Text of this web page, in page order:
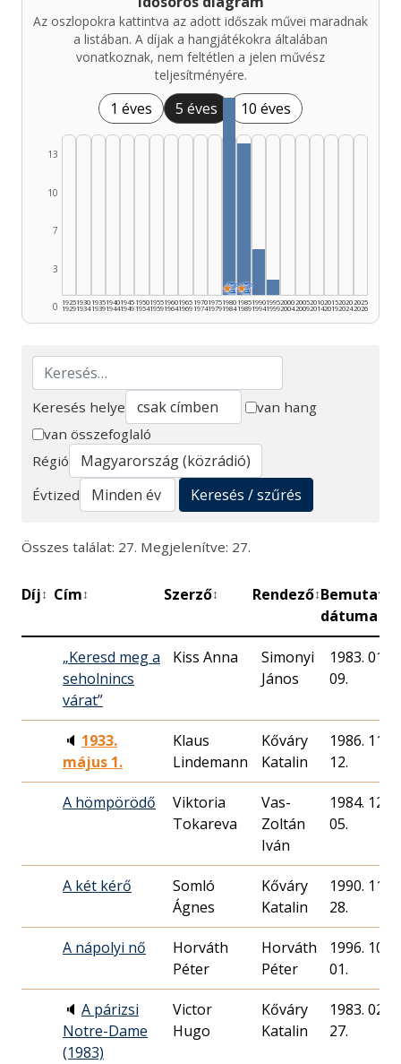
Az oszlopokra kattintva az adott időszak művei maradnak
a listában. A díjak a hangjátékokra általában
vonatkoznak, nem feltétlen a jelen művész
teljesítményére.
1 éves 5 éves 10 éves
0
3
7
10
13
1925
1929
1930
1934
1935
1939
1940
1944
1945
1949
1950
1954
1955
1959
1960
1964
1965
1969
1970
1974
1975
1979
🏆
★
1980
1984
🏆
★
1985
1989
1990
1994
1995
1999
2000
2004
2005
2009
2010
2014
2015
2019
2020
2024
2025
2026
Keresés
Keresés helye
van hang
van összefoglaló
Régió
Évtized
Keresés / szűrés
Összes találat: 27. Megjelenítve: 27.
Díj↕ Cím↕ Szerző↕ Rendező↕Bemutató
dátuma
„Keresd meg a
seholnincs
várat”
Kiss Anna
Simonyi
János
1983. 01.
09.
🔈 1933.
május 1.
Klaus
Lindemann
Kőváry
Katalin
1986. 11.
12.
A hömpörödő
Viktoria
Tokareva
Vas-
Zoltán
Iván
1984. 12.
05.
A két kérő
Somló
Ágnes
Kőváry
Katalin
1990. 11.
28.
A nápolyi nő
Horváth
Péter
Horváth
Péter
1996. 10.
01.
🔈 A párizsi
Notre-Dame
(1983)
Victor
Hugo
Kőváry
Katalin
1983. 02.
27.